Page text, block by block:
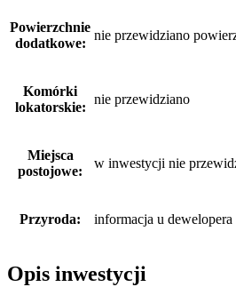
Powierzchnie
dodatkowe:
nie przewidziano
Komórki
lokatorskie:
nie przewidziano
Miejsca
postojowe:
w inwestycji nie
Przyroda: informacja u dewelopera
Opis inwestycji